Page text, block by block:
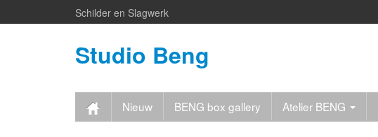
Schilder en Slagwerk
Studio Beng
Nieuw BENG box gallery Atelier BENG